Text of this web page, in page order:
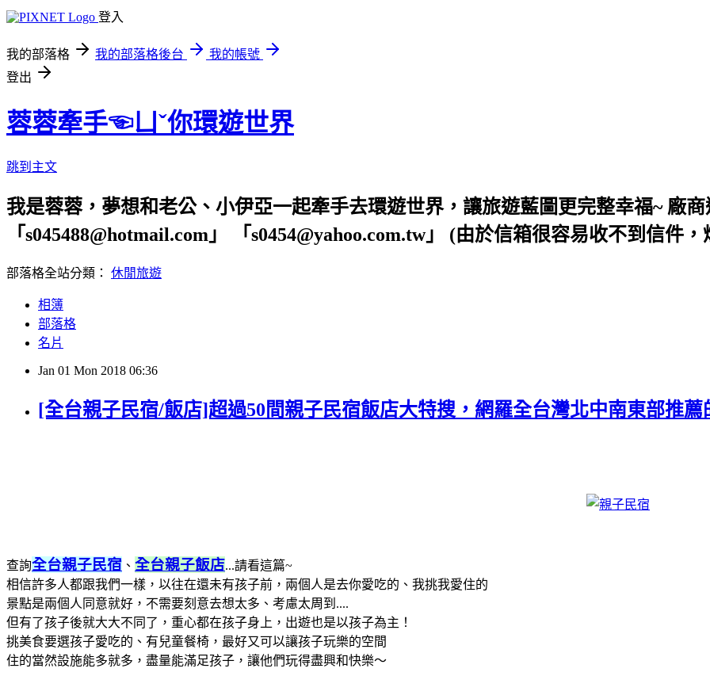
登入
我的部落格 我的部落格後台
我的帳號
登出
蓉蓉牽手☜ㄩˇ你環遊世界
跳到主文
我是蓉蓉，夢想和老公、小伊亞一起牽手去環遊世界，讓旅遊藍圖更完整幸福~ 廠
「s045488@hotmail.com」 「s0454@yahoo.com.tw」 (由於信箱很容易收不到信件
部落格全站分類： 休閒旅遊
相簿
部落格
名片
Jan 01 Mon 2018 06:36
[全台親子民宿/飯店]超過50間親子民宿飯店大特搜，網羅全台灣北中南東部推薦
查詢全台親子民宿 、 全台親子飯店...請看這篇~
相信許多人都跟我們一樣，以往在還未有孩子前，兩個人是去你愛吃的、我挑我愛住的
景點是兩個人同意就好，不需要刻意去想太多、考慮太周到....
但有了孩子後就大大不同了，重心都在孩子身上，出遊也是以孩子為主！
挑美食要選孩子愛吃的、有兒童餐椅，最好又可以讓孩子玩樂的空間
住的當然設施能多就多，盡量能滿足孩子，讓他們玩得盡興和快樂～